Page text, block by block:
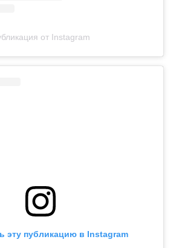
от Instagram
эту публикацию в Instagram